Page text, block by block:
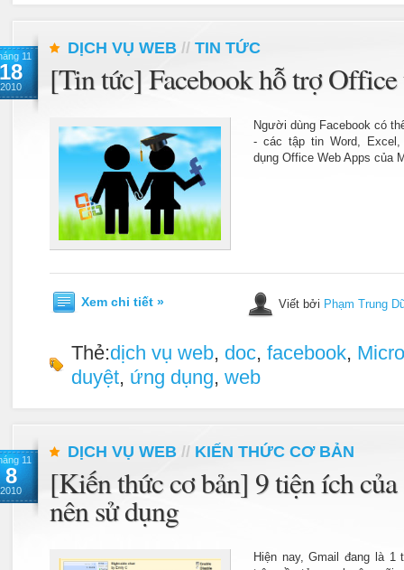
11
18
2010
DỊCH VỤ WEB // TIN TỨC
[Tin tức] Facebook hỗ trợ
Người dùng Facebook có
- các tập tin Word,
dụng Office Web Apps của
Xem chi tiết » Viết bởi Phạm Trung
Thẻ:dịch vụ web, doc, facebook,
duyệt, ứng dụng, web
11
8
2010
DỊCH VỤ WEB // KIẾN THỨC CƠ BẢN
[Kiến thức cơ bản] 9 tiện ích
nên sử dụng
Hiện nay, Gmail đang là 1